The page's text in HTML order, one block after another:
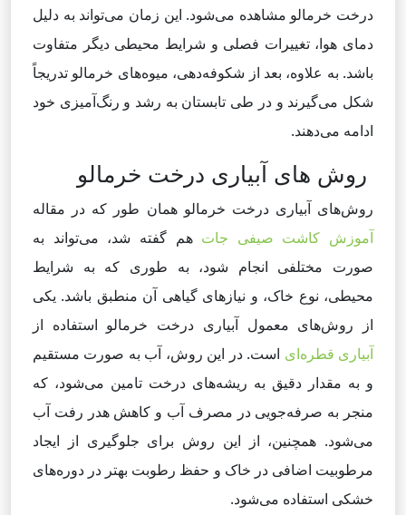
درخت خرمالو مشاهده می‌شود. این زمان می‌تواند به دلیل
دمای هوا، تغییرات فصلی و شرایط محیطی دیگر متفاوت
باشد. به علاوه، بعد از شکوفه‌دهی، میوه‌های خرمالو تدریجاً
شکل می‌گیرند و در طی تابستان به رشد و رنگ‌آمیزی خود
ادامه می‌دهند.
روش های آبیاری درخت خرمالو
روش‌های آبیاری درخت خرمالو همان طور که در مقاله
آموزش کاشت صیفی جات هم گفته شد، می‌تواند به
صورت مختلفی انجام شود، به طوری که به شرایط
محیطی، نوع خاک، و نیازهای گیاهی آن منطبق باشد. یکی
از روش‌های معمول آبیاری درخت خرمالو استفاده از
آبیاری قطره‌ای است. در این روش، آب به صورت مستقیم
و به مقدار دقیق به ریشه‌های درخت تامین می‌شود، که
منجر به صرفه‌جویی در مصرف آب و کاهش هدر رفت آب
می‌شود. همچنین، از این روش برای جلوگیری از ایجاد
مرطوبیت اضافی در خاک و حفظ رطوبت بهتر در دوره‌های
خشکی استفاده می‌شود.